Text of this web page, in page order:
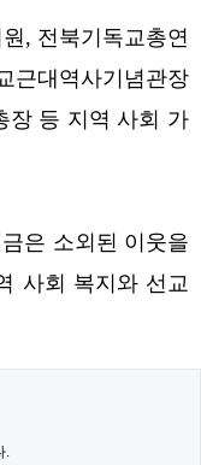
, 전북기독교총연
근대역사기념관장
장 등 지역 사회 가
은 소외된 이웃을
사회 복지와 선교
.